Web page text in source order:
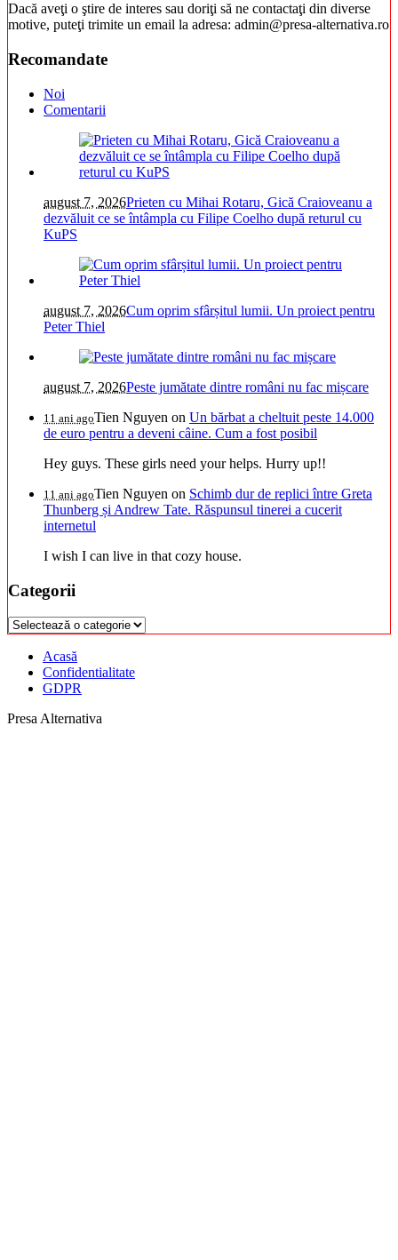
Dacă aveţi o ştire de interes sau doriţi să ne contactaţi din diverse
motive, puteţi trimite un email la adresa: admin@presa-alternativa.ro
Recomandate
Noi
Comentarii
august 7, 2026Prieten cu Mihai Rotaru, Gică Craioveanu a
dezvăluit ce se întâmpla cu Filipe Coelho după returul cu
KuPS
august 7, 2026Cum oprim sfârșitul lumii. Un proiect pentru
Peter Thiel
august 7, 2026Peste jumătate dintre români nu fac mișcare
11 ani agoTien Nguyen on Un bărbat a cheltuit peste 14.000
de euro pentru a deveni câine. Cum a fost posibil
Hey guys. These girls need your helps. Hurry up!!
11 ani agoTien Nguyen on Schimb dur de replici între Greta
Thunberg și Andrew Tate. Răspunsul tinerei a cucerit
internetul
I wish I can live in that cozy house.
Categorii
Categorii
Acasă
Confidentialitate
GDPR
Presa Alternativa